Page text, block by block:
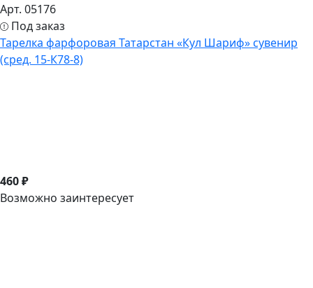
Арт. 05176
Под заказ
Тарелка фарфоровая Татарстан «Кул Шариф» сувенир
(сред. 15-К78-8)
460 ₽
Возможно заинтересует